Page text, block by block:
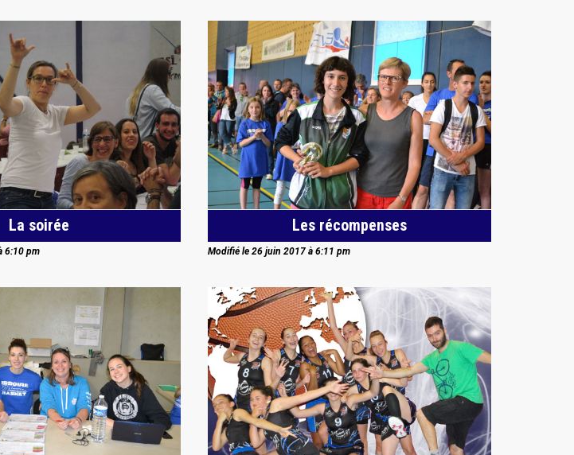
La soirée
6:10 pm
Les récompenses
Modifié le 26 juin 2017 à 6:11 pm